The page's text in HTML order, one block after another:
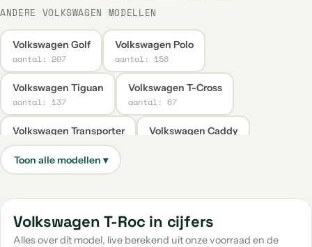
ANDERE VOLKSWAGEN MODELLEN
Volkswagen Golf
aantal: 207
Volkswagen Polo
aantal: 158
Volkswagen Tiguan
aantal: 137
Volkswagen T-Cross
aantal: 67
Volkswagen Transporter
aantal: 38
Volkswagen Caddy
Volkswagen Up Volkswagen Taigo
Volkswagen Caddy Maxi
aantal: 23
Volkswagen Passat
aantal: 20
Volkswagen T-Roc in cijfers
Alles over dít model, live berekend uit onze voorraad en de